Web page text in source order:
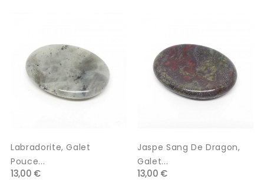
Labradorite, Galet
Pouce...
13,00 €
Jaspe Sang De Dragon,
Galet...
13,00 €